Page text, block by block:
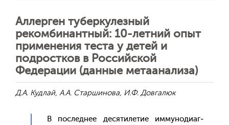
Аллерген туберкулезный
рекомбинантный: 10-летний опыт
применения теста у детей и
подростков в Российской
Федерации (данные метаанализа)
Д.А. Кудлай, А.А. Старшинова, И.Ф. Довгалюк
В пос­леднее де­сяти­летие им­му­ноди­аг­